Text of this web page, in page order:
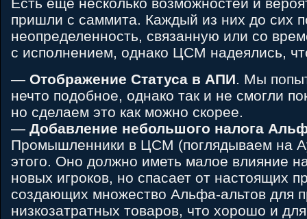
Есть еще несколько возможностей и
пришли с саммита. Каждый из них до сих
неопределенность, связанную или со
с исполнением, однако ЦСМ надеялись,
— Отображение Статуса в АПИ. Мы
нечто подобное, однако так и не смогли
но сделаем это как можно скорее.
— Добавление небольшого налога
Промышленники в ЦСМ (поглядываем на
этого. Оно должно иметь малое влияние
новых игроков, но спасает от настоящих
создающих множество Альфа-альтов для
низкозатратных товаров, что хорошо и